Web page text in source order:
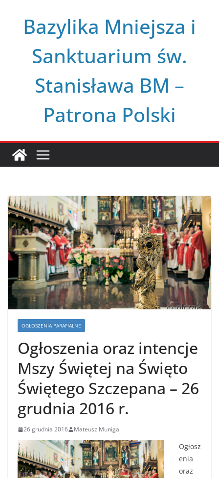
Bazylika Mniejsza i
Sanktuarium św.
Stanisława BM –
Patrona Polski
OGŁOSZENIA PARAFIALNE
Ogłoszenia oraz intencje
Mszy Świętej na Święto
Świętego Szczepana – 26
grudnia 2016 r.
26 grudnia 2016 Mateusz Muniga
Ogłosz
enia
oraz